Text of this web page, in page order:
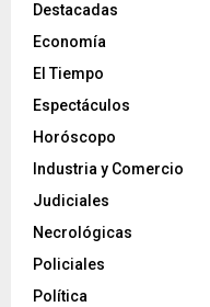
Destacadas
Economía
El Tiempo
Espectáculos
Horóscopo
Industria y Comercio
Judiciales
Necrológicas
Policiales
Política